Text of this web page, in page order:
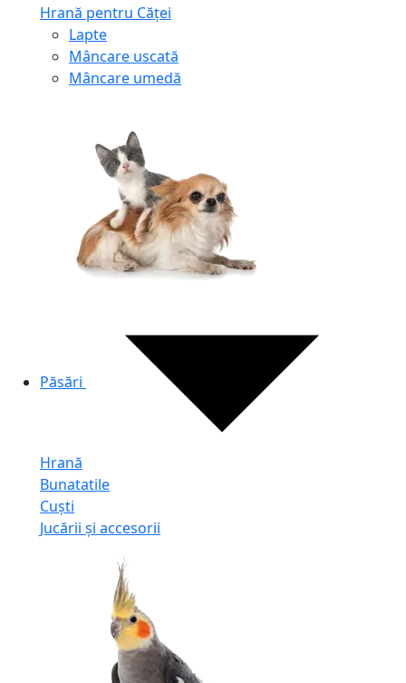
Hrană pentru Căței
Lapte
Mâncare uscată
Mâncare umedă
Păsări
Hrană
Bunatatile
Cuști
Jucării și accesorii